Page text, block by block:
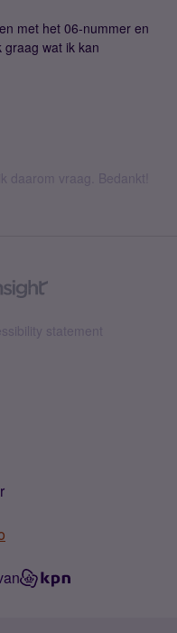
met het 06-nummer en
wat ik kan
daarom vraag. Bedankt!
statement